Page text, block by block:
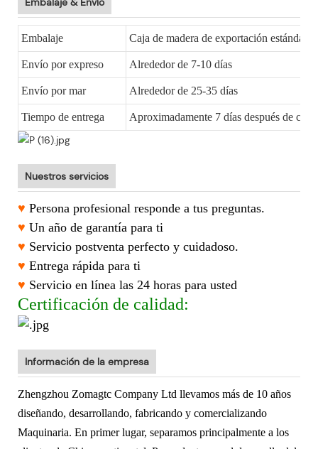
Embalaje Caja de madera de exportación estándar
Envío por expreso Alrededor de 7-10 días
Envío por mar Alrededor de 25-35 días
Tiempo de entrega Aproximadamente 7 días después de
Nuestros servicios
♥ Persona profesional responde a tus preguntas.
♥ Un año de garantía para ti
♥ Servicio postventa perfecto y cuidadoso.
♥ Entrega rápida para ti
♥ Servicio en línea las 24 horas para usted
Certificación de calidad:
Información de la empresa
Zhengzhou Zomagtc Company Ltd llevamos más de 10 años
diseñando, desarrollando, fabricando y comercializando
Maquinaria. En primer lugar, separamos principalmente a los